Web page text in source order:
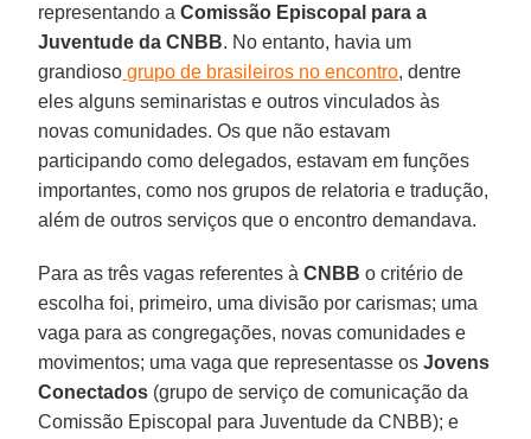
representando aComissão Episcopal para a
Juventude da CNBB. No entanto, havia um
grandioso grupo de brasileiros no encontro, dentre
eles alguns seminaristas e outros vinculados às
novas comunidades. Os que não estavam
participando como delegados, estavam em funções
importantes, como nos grupos de relatoria e tradução,
além de outros serviços que o encontro demandava.
Para as três vagas referentes àCNBB o critério de
escolha foi, primeiro, uma divisão por carismas; uma
vaga para as congregações, novas comunidades e
movimentos; uma vaga que representasse osJovens
Conectados (grupo de serviço de comunicação da
Comissão Episcopal para Juventude da CNBB); e